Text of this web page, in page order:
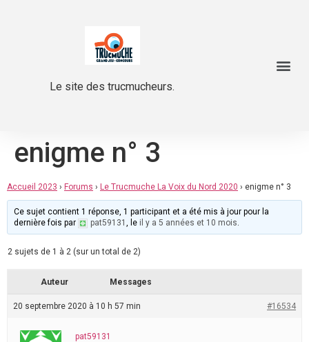
Le site des trucmucheurs.
enigme n° 3
Accueil 2023 › Forums › Le Trucmuche La Voix du Nord 2020 › enigme n° 3
Ce sujet contient 1 réponse, 1 participant et a été mis à jour pour la
dernière fois par
pat59131, le il y a 5 années et 10 mois.
2 sujets de 1 à 2 (sur un total de 2)
Auteur Messages
20 septembre 2020 à 10 h 57 min #16534
pat59131